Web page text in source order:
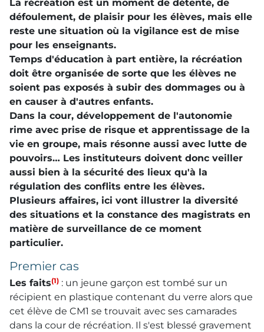
La récréation est un moment de détente, de
défoulement, de plaisir pour les élèves, mais elle
reste une situation où la vigilance est de mise
pour les enseignants.
Temps d'éducation à part entière, la récréation
doit être organisée de sorte que les élèves ne
soient pas exposés à subir des dommages ou à
en causer à d'autres enfants.
Dans la cour, développement de l'autonomie
rime avec prise de risque et apprentissage de la
vie en groupe, mais résonne aussi avec lutte de
pouvoirs… Les instituteurs doivent donc veiller
aussi bien à la sécurité des lieux qu'à la
régulation des conflits entre les élèves.
Plusieurs affaires, ici vont illustrer la diversité
des situations et la constance des magistrats en
matière de surveillance de ce moment
particulier.
Premier cas
Les faits(1) : un jeune garçon est tombé sur un
récipient en plastique contenant du verre alors que
cet élève de CM1 se trouvait avec ses camarades
dans la cour de récréation. Il s'est blessé gravement